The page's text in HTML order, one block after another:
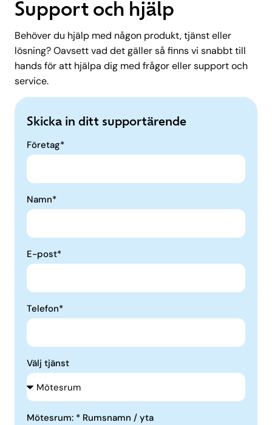
Support och hjälp
Behöver du hjälp med någon produkt, tjänst eller
lösning? Oavsett vad det gäller så finns vi snabbt till
hands för att hjälpa dig med frågor eller support och
service.
Skicka in ditt supportärende
Företag*
Namn*
E-post*
Telefon*
Välj tjänst
Mötesrum: * Rumsnamn / yta